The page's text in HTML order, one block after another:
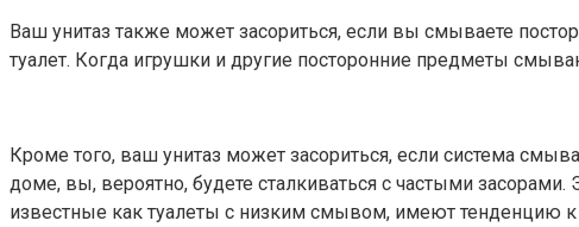
Ваш унитаз также может засориться, если вы смываете
туалет. Когда игрушки и другие посторонние предметы
Кроме того, ваш унитаз может засориться, если система
доме, вы, вероятно, будете сталкиваться с частыми
известные как туалеты с низким смывом, имеют тенденцию к